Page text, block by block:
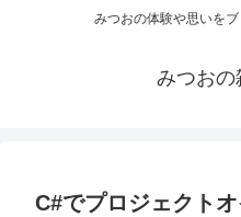
みつおの体験や思いをブ
みつおの
C#でプロジェクト